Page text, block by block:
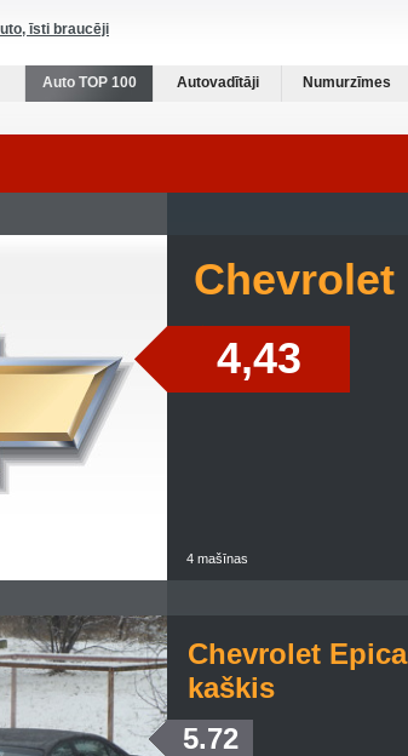
īsti braucēji
Auto TOP 100 Autovadītāji Numurzīmes
Chevrolet
4,43
4 mašīnas
Chevrolet Epica
kaškis
5.72